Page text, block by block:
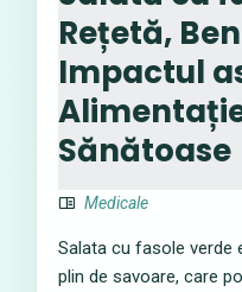
Rețetă,
Impactul
Sănătoase
Medicale
Salata cu fasole verde
plin de savoare, care